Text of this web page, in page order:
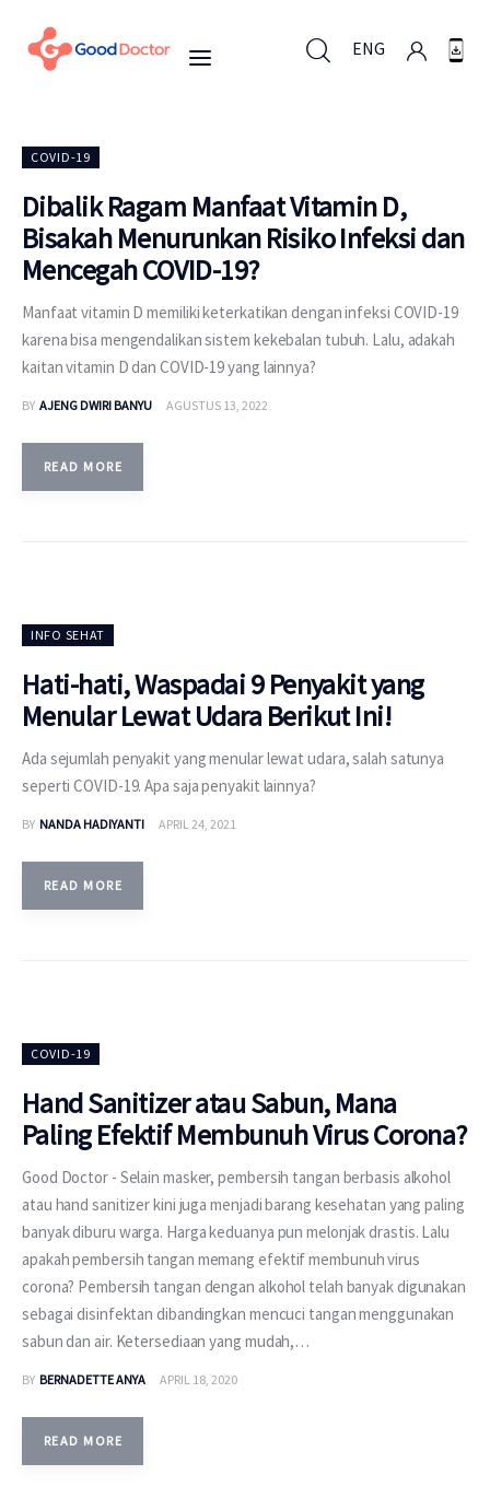
ENG
Untuk Bisnis
Untuk Anda
Mengapa Good Doctor
Berita
Layanan
COVID-19
Dibalik Ragam Manfaat Vitamin D,
Bisakah Menurunkan Risiko Infeksi dan
Mencegah COVID-19?
Manfaat vitamin D memiliki keterkatikan dengan infeksi COVID-19
karena bisa mengendalikan sistem kekebalan tubuh. Lalu, adakah
kaitan vitamin D dan COVID-19 yang lainnya?
BY AJENG DWIRI BANYU AGUSTUS 13, 2022
READ MORE
INFO SEHAT
Hati-hati, Waspadai 9 Penyakit yang
Menular Lewat Udara Berikut Ini!
Ada sejumlah penyakit yang menular lewat udara, salah satunya
seperti COVID-19. Apa saja penyakit lainnya?
BY NANDA HADIYANTI APRIL 24, 2021
READ MORE
COVID-19
Hand Sanitizer atau Sabun, Mana
Paling Efektif Membunuh Virus Corona?
Good Doctor - Selain masker, pembersih tangan berbasis alkohol
atau hand sanitizer kini juga menjadi barang kesehatan yang paling
banyak diburu warga. Harga keduanya pun melonjak drastis. Lalu
apakah pembersih tangan memang efektif membunuh virus
corona? Pembersih tangan dengan alkohol telah banyak digunakan
sebagai disinfektan dibandingkan mencuci tangan menggunakan
sabun dan air. Ketersediaan yang mudah,…
BY BERNADETTE ANYA APRIL 18, 2020
READ MORE